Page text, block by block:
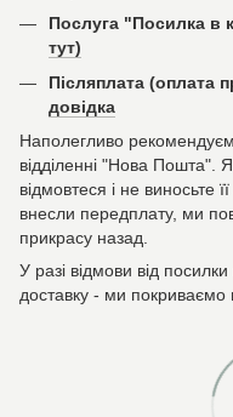
Послуга "Посилка в
тут)
Післяплата (оплата
довідка
Наполегливо
відділенні "Нова Пошта".
відмовтеся і не виносьте
внесли передплату, ми
прикрасу назад.
У разі відмови від
доставку - ми покриваємо